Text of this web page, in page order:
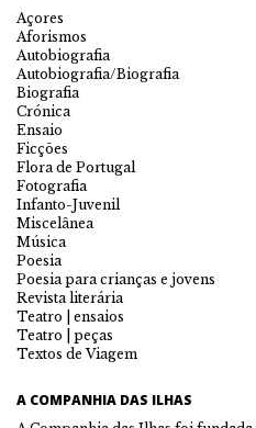
Açores
Aforismos
Autobiografia
Autobiografia/Biografia
Biografia
Crónica
Ensaio
Ficções
Flora de Portugal
Fotografia
Infanto-Juvenil
Miscelânea
Música
Poesia
Poesia para crianças e jovens
Revista literária
Teatro | ensaios
Teatro | peças
Textos de Viagem
A COMPANHIA DAS ILHAS